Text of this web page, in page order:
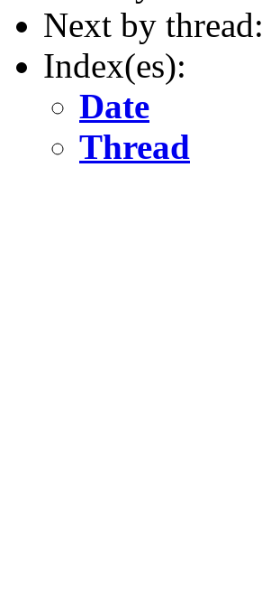
Next by thread:
Index(es):
Date
Thread